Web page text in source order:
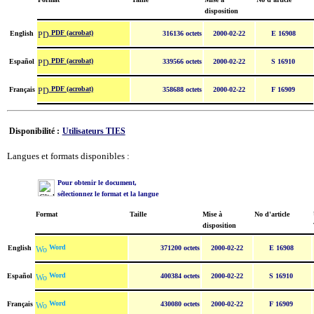
disposition
English PDF (acrobat) 316136 octets 2000-02-22 E 16908
Español PDF (acrobat) 339566 octets 2000-02-22 S 16910
Français PDF (acrobat) 358688 octets 2000-02-22 F 16909
Disponibilité : Utilisateurs TIES
Langues et formats disponibles :
Pour obtenir le document,
sélectionnez le format et la langue
Format Taille
Mise à
disposition
No d'article
English Word 371200 octets 2000-02-22 E 16908
Español Word 400384 octets 2000-02-22 S 16910
Français Word 430080 octets 2000-02-22 F 16909